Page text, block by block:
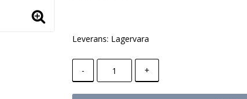
Leverans: Lagervara
- +